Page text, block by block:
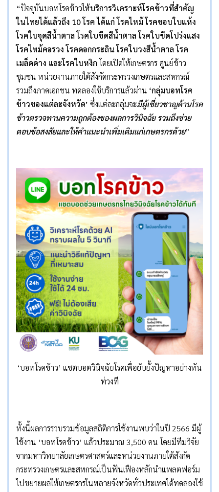
“ปัจจุบันบอทโรคข้าวให้บริการวิเคราะห์โรคข้าวที่สำคัญ
ในไทยได้แล้วถึง 10โรค ได้แก่ โรคไหม้ โรคขอบใบแห้ง
โรคใบจุดสีน้ำตาล โรคใบขีดสีน้ำตาล โรคใบขีดโปร่งแสง
โรคไหม้คอรวง โรคดอกกระถิน โรคใบวงสีน้ำตาล โรค
เมล็ดด่าง และโรคใบหงิก โดยเปิดให้เกษตรกร ศูนย์ข้าว
ชุมชน หน่วยงานภายใต้สังกัดกระทรวงเกษตรและสหกรณ์
รวมถึงภาคเอกชน ทดลองใช้บริการแล้วผ่าน ‘กลุ่มบอทโรค
ข้าวของแต่ละจังหวัด’ ซึ่งแต่ละกลุ่มจะมีผู้เชี่ยวชาญด้านโรค
ข้าวตรวจทานความถูกต้องของผลการวินิจฉัย รวมถึงช่วย
ตอบข้อสงสัยและให้คำแนะนำเพิ่มเติมแก่เกษตรกรด้วย”
‘บอทโรคข้าว’ แชตบอตวินิจฉัยโรคเพื่อยับยั้งปัญหาอย่างทัน
ท่วงที
ทั้งนี้ผลการรวบรวมข้อมูลสถิติการใช้งานพบว่าในปี 2566 มีผู้
ใช้งาน ‘บอทโรคข้าว’ แล้วประมาณ 3,500 คน โดยมีทีมวิจัย
จากมหาวิทยาลัยเกษตรศาสตร์และหน่วยงานภายใต้สังกัด
กระทรวงเกษตรและสหกรณ์เป็นฟันเฟืองหลักนำแพลตฟอร์ม
ไปขยายผลให้เกษตรกรในหลายจังหวัดทั่วประเทศได้ทดลองใช้